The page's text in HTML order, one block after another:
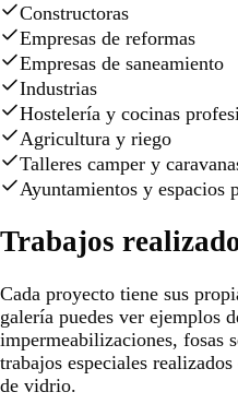
Constructoras
Empresas de reformas
Empresas de saneamiento
Industrias
Hostelería y cocinas
Agricultura y riego
Talleres camper y
Ayuntamientos y espacios
Trabajos
Cada proyecto tiene sus
galería puedes ver ejemplos
impermeabilizaciones, fosas
trabajos especiales
de vidrio.